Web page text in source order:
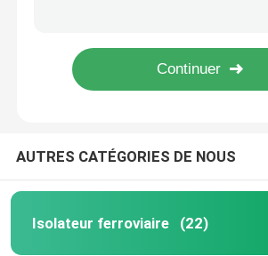
Tubes en fibre de verre époxy
Produits à base de GRP en caténaire
Isolateur de ligne aérienne
AUTRES CATÉGORIES DE NOUS
Isolateur ferroviaire (22)